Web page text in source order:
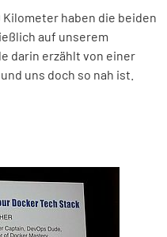
Kilometer haben die beiden
auf unserem
darin erzählt von einer
uns doch so nah ist.